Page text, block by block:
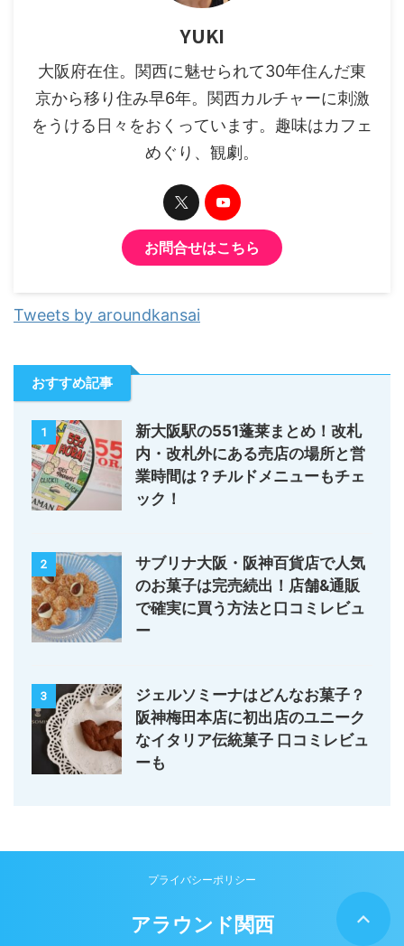
YUKI
大阪府在住。関西に魅せられて30年住んだ東
京から移り住み早6年。関西カルチャーに刺激
をうける日々をおくっています。趣味はカフェ
めぐり、観劇。
お問合せはこちら
Tweets by aroundkansai
おすすめ記事
1
新大阪駅の551蓬莱まとめ！改札
内・改札外にある売店の場所と営
業時間は？チルドメニューもチェ
ック！
2
サブリナ大阪・阪神百貨店で人気
のお菓子は完売続出！店舗&通販
で確実に買う方法と口コミレビュ
ー
3
ジェルソミーナはどんなお菓子？
阪神梅田本店に初出店のユニーク
なイタリア伝統菓子 口コミレビュ
ーも
プライバシーポリシー
アラウンド関西